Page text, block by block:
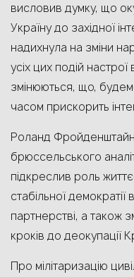
висловив думку, що
Україну до західної
надихнула на зміни
усіх цих подій
змінюються, що,
часом прискорить
Роланд
брюссельського
підкреслив роль
стабільної демократії
партнерстві, а також
кроків до деокупації
Про мілітаризацію